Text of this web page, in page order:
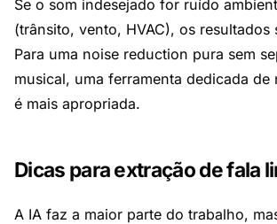
Se o som indesejado for ruído
(trânsito, vento, HVAC), os resultados
Para uma noise reduction pura sem
musical, uma ferramenta dedicada de
é mais apropriada.
Dicas para extração de fala
A IA faz a maior parte do trabalho,